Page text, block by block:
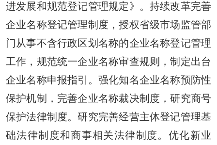
进发展和规范登记管理规定》。持续改革完善
企业名称登记管理制度，授权省级市场监管部
门从事不含行政区划名称的企业名称登记管理
工作，规范统一企业名称审查规则，制定出台
企业名称申报指引。强化知名企业名称预防性
保护机制，完善企业名称裁决制度，研究商号
保护法律制度。研究完善经营主体登记管理基
础法律制度和商事相关法律制度。优化新业